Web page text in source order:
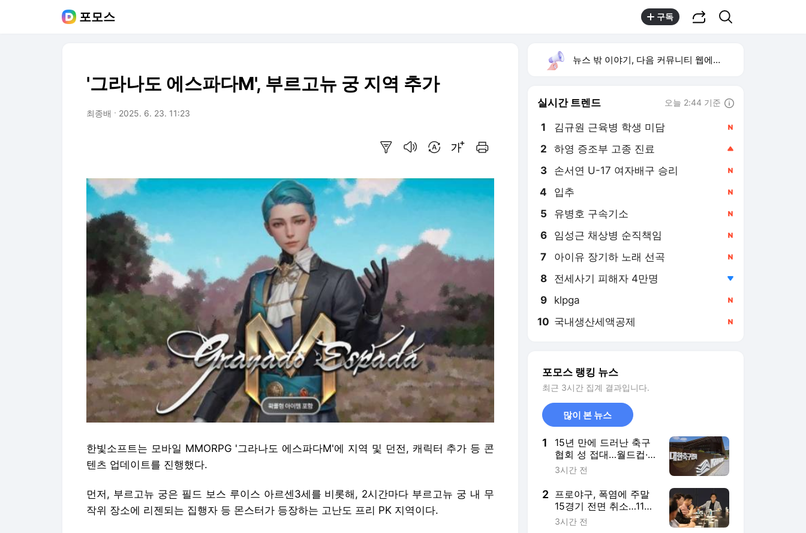
포모스 구독
'그라나도 에스파다M', 부르고뉴 궁 지역 추가
최종배 2025. 6. 23. 11:23
한빛소프트는 모바일 MMORPG '그라나도 에스파다M'에 지역 및 던전, 캐릭터 추가 등 콘
텐츠 업데이트를 진행했다.
먼저, 부르고뉴 궁은 필드 보스 루이스 아르센3세를 비롯해, 2시간마다 부르고뉴 궁 내 무
작위 장소에 리젠되는 집행자 등 몬스터가 등장하는 고난도 프리 PK 지역이다.
뉴스 밖 이야기, 다음 커뮤니티 웹에서 보기
실시간 트렌드 오늘 2:44 기준
1 김규원 근육병 학생 미담
3 손서연 U-17 여자배구 승리
4 입추
5 유병호 구속기소
6 임성근 채상병 순직책임
7 아이유 장기하 노래 선곡
8 전세사기 피해자 4만명
9 klpga
10 국내생산세액공제
포모스 랭킹 뉴스
최근 3시간 집계 결과입니다.
많이 본 뉴스
1
15년 만에 드러난 축구
협회 성 접대…월드컵·올
림픽 예선 심판도 포함
3시간 전
2 프로야구, 폭염에 주말
15경기 전면 취소…11일
부터 오후 7시 재개
3시간 전